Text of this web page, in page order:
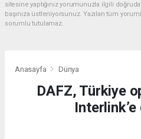
sitesine yaptığınız yorumunuzla ilgili
başınıza üstleniyorsunuz. Yazılan tüm
sorumlu tutulamaz.
Anasayfa Dünya
DAFZ, Türkiye